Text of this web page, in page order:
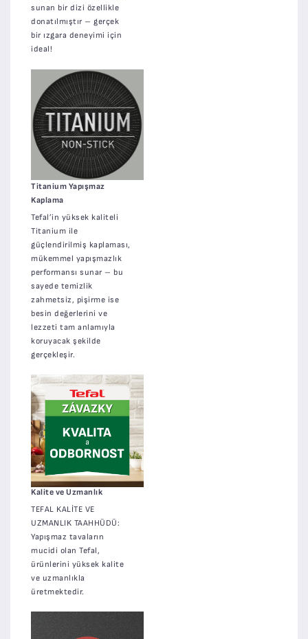
sunan bir dizi özellikle
donatılmıştır – gerçek
bir ızgara deneyimi için
ideal!
Titanium Yapışmaz
Kaplama
Tefal’in yüksek kaliteli
Titanium ile
güçlendirilmiş kaplaması,
mükemmel yapışmazlık
performansı sunar – bu
sayede temizlik
zahmetsiz, pişirme ise
besin değerlerini ve
lezzeti tam anlamıyla
koruyacak şekilde
gerçekleşir.
Kalite ve Uzmanlık
TEFAL KALİTE VE
UZMANLIK TAAHHÜDÜ:
Yapışmaz tavaların
mucidi olan Tefal,
ürünlerini yüksek kalite
ve uzmanlıkla
üretmektedir.